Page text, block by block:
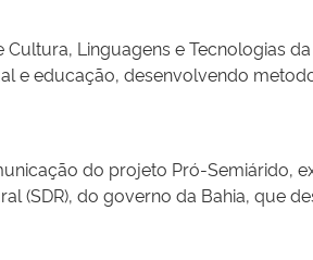
Linguagens e Tecnologias
e educação, desenvolvendo
do projeto Pró-Semiárido,
(SDR), do governo da Bahia, que